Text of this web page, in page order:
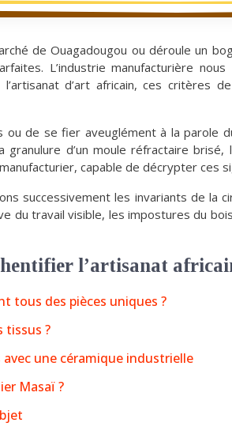
de Ouagadougou ou déroule un
L’industrie manufacturière
d’art africain, ces critères
de se fier aveuglément à la parole
d’un moule réfractaire
capable de décrypter
successivement les invariants de
du travail visible, les impostures du
l’artisanat
tous des pièces uniques ?
tissus ?
une céramique industrielle
Masaï ?